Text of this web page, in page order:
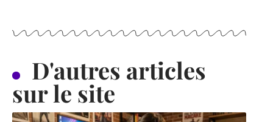
D'autres articles
sur le site